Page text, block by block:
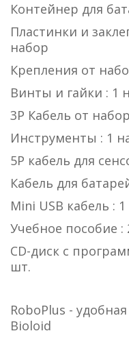
Контейнер для
Пластинки и
набор
Крепления от
Винты и гайки : 1
3P Кабель от
Инструменты : 1
5P кабель для
Кабель для
Mini USB кабель :
Учебное пособие :
CD-диск с
шт.
RoboPlus -
Bioloid